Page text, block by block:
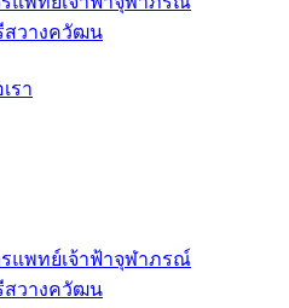
สวางควัฒน
รา
แพทย์เจ้าฟ้าจุฬาภรณ์
สวางควัฒน